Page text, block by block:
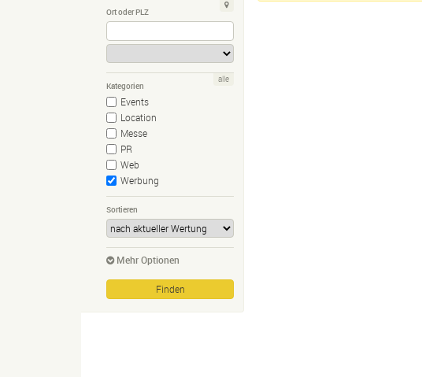
Ort oder PLZ
Kategorien
Events
Location
Messe
PR
Web
Werbung
alle
Sortieren
Mehr Optionen